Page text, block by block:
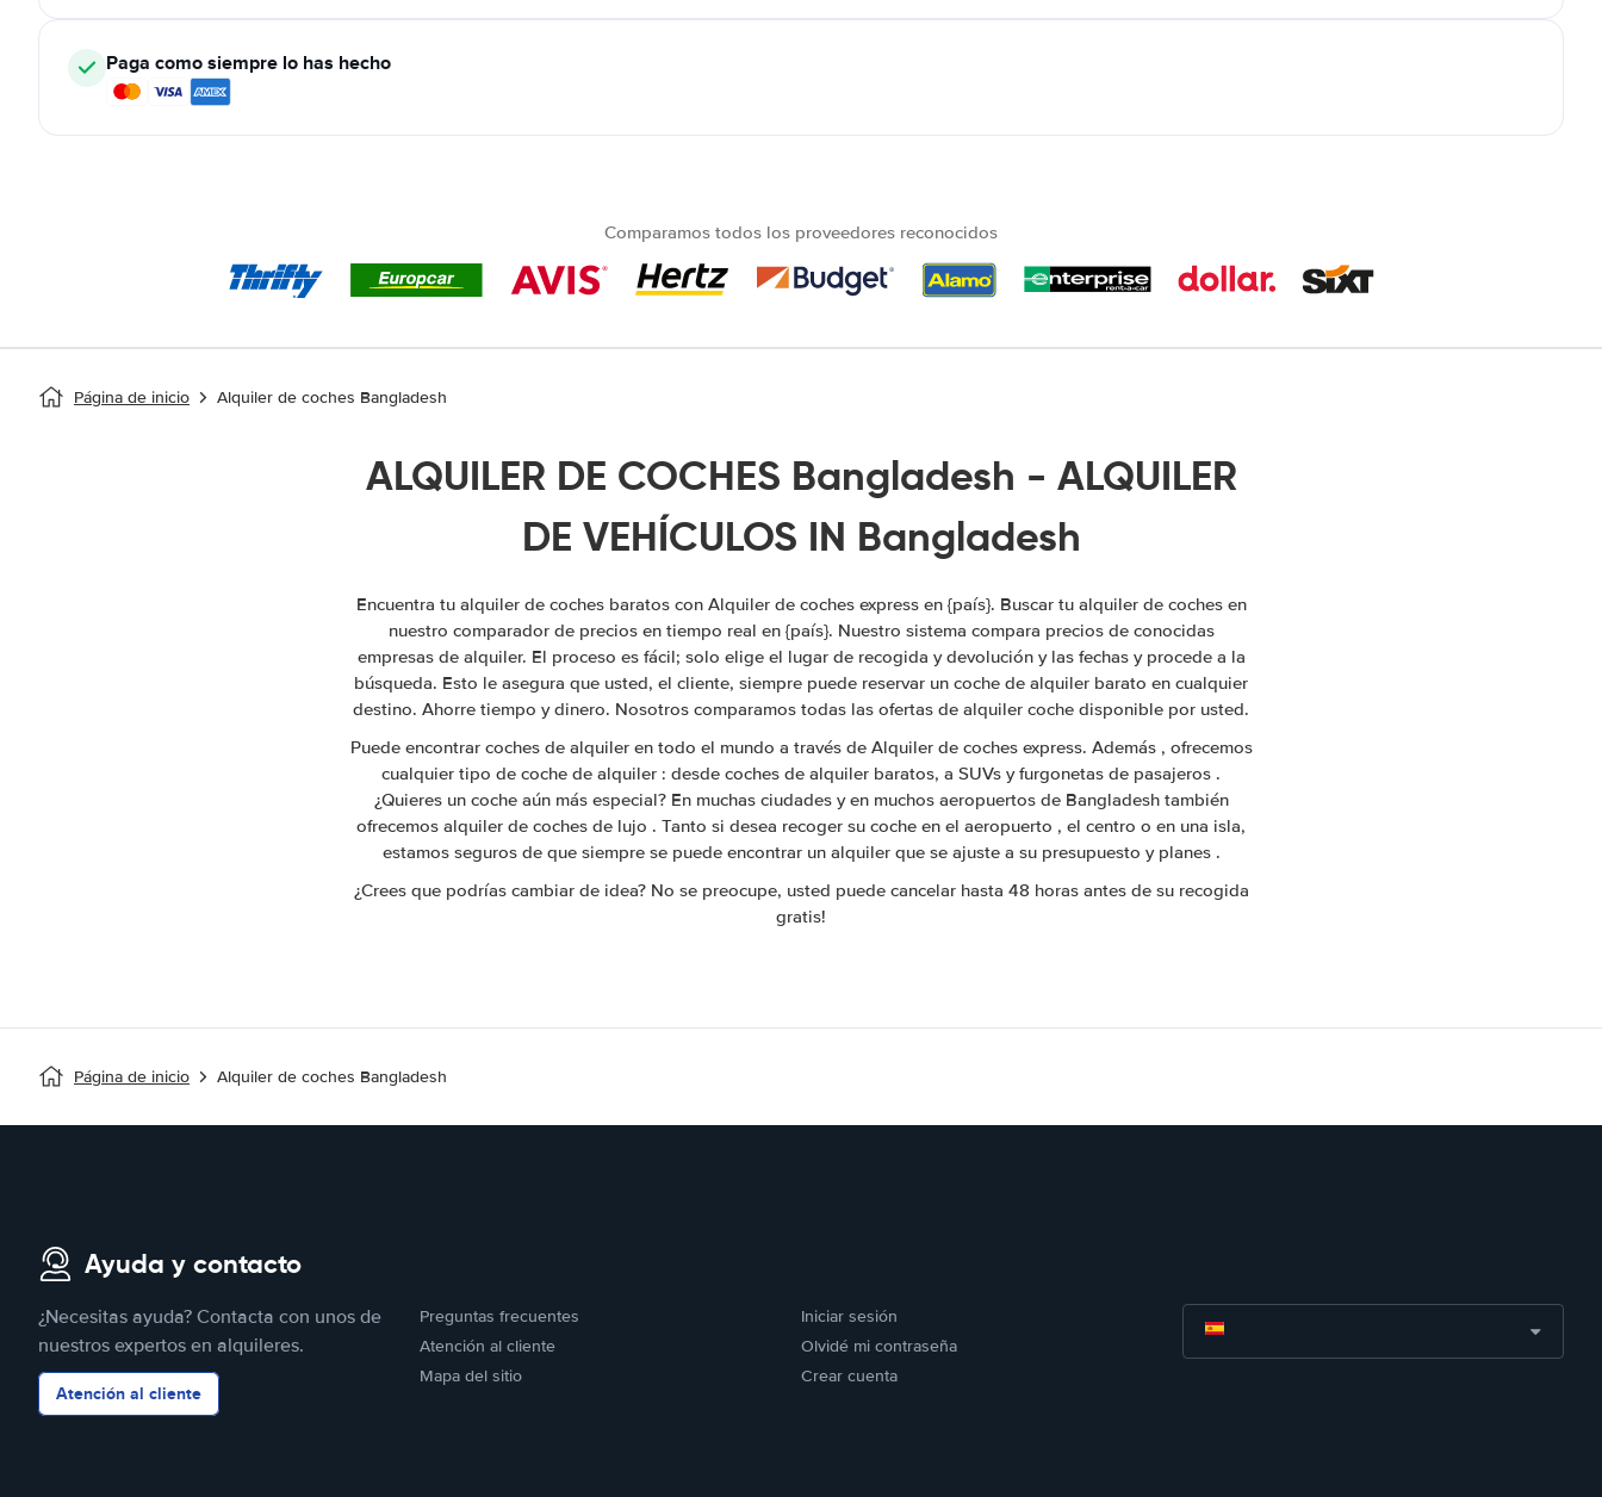
Paga como siempre lo has hecho
Comparamos todos los proveedores reconocidos
Página de inicio Alquiler de coches Bangladesh
ALQUILER DE COCHES Bangladesh - ALQUILER
DE VEHÍCULOS IN Bangladesh
Encuentra tu alquiler de coches baratos con Alquiler de coches express en {país}. Buscar tu alquiler de coches en
nuestro comparador de precios en tiempo real en {país}. Nuestro sistema compara precios de conocidas
empresas de alquiler. El proceso es fácil; solo elige el lugar de recogida y devolución y las fechas y procede a la
búsqueda. Esto le asegura que usted, el cliente, siempre puede reservar un coche de alquiler barato en cualquier
destino. Ahorre tiempo y dinero. Nosotros comparamos todas las ofertas de alquiler coche disponible por usted.
Puede encontrar coches de alquiler en todo el mundo a través de Alquiler de coches express. Además , ofrecemos
cualquier tipo de coche de alquiler : desde coches de alquiler baratos, a SUVs y furgonetas de pasajeros .
¿Quieres un coche aún más especial? En muchas ciudades y en muchos aeropuertos de Bangladesh también
ofrecemos alquiler de coches de lujo . Tanto si desea recoger su coche en el aeropuerto , el centro o en una isla,
estamos seguros de que siempre se puede encontrar un alquiler que se ajuste a su presupuesto y planes .
¿Crees que podrías cambiar de idea? No se preocupe, usted puede cancelar hasta 48 horas antes de su recogida
gratis!
Página de inicio Alquiler de coches Bangladesh
Ayuda y contacto
¿Necesitas ayuda? Contacta con unos de
nuestros expertos en alquileres.
Atención al cliente
Preguntas frecuentes
Atención al cliente
Mapa del sitio
Iniciar sesión
Olvidé mi contraseña
Crear cuenta